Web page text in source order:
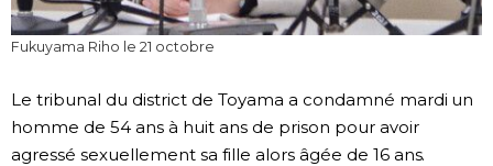
Séries
Chroniques
Fukuyama Riho le 21 octobre
Le tribunal du district de Toyama a condamné mardi un
homme de 54 ans à huit ans de prison pour avoir
agressé sexuellement sa fille alors âgée de 16 ans.